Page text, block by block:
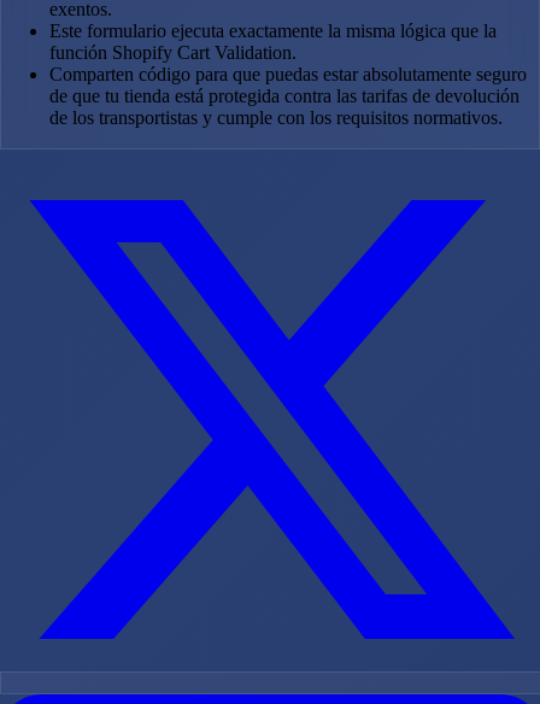
exentos.
Este formulario ejecuta exactamente la misma lógica que la
función Shopify Cart Validation.
Comparten código para que puedas estar absolutamente seguro
de que tu tienda está protegida contra las tarifas de devolución
de los transportistas y cumple con los requisitos normativos.